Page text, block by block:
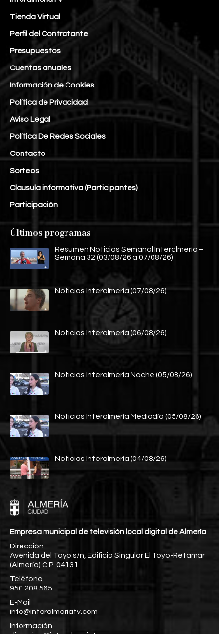
Tienda Virtual
Perfil del Contratante
Presupuestos
Cuentas anuales
Información de Cookies
Política de Privacidad
Aviso Legal
Política De Redes Sociales
Contacto
Sorteos
Clausula informativa (Participantes)
Participación
Últimos programas
Resumen Noticias Semanal Interalmería –
Semana 32 (03/08/26 a 07/08/26)
Noticias Interalmería (07/08/26)
Noticias Interalmería (06/08/26)
Noticias Interalmería Noche (05/08/26)
Noticias Interalmería Mediodía (05/08/26)
Noticias Interalmería (04/08/26)
Empresa municipal de televisión local digital de Almería
Dirección
Avenida del Toyo s/n, Edificio Singular El Toyo-Retamar
(Almería) C.P. 04131
Teléfono
950 208 565
E-Mail
info@interalmeriatv.com
Información